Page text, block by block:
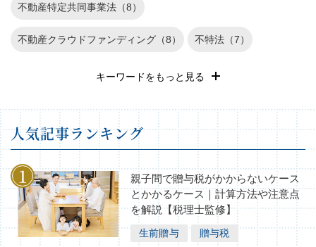
不動産特定共同事業法（8）
不動産クラウドファンディング（8） 不特法（7）
REIT（6） 遺産相続（5）
不動産（2） 家族信託（1） 株式投資（1）
相続税の基礎知識（1）
キーワードをもっと見る
⼈気記事ランキング
親子間で贈与税がかからないケース
とかかるケース｜計算方法や注意点
を解説【税理士監修】
生前贈与 贈与税